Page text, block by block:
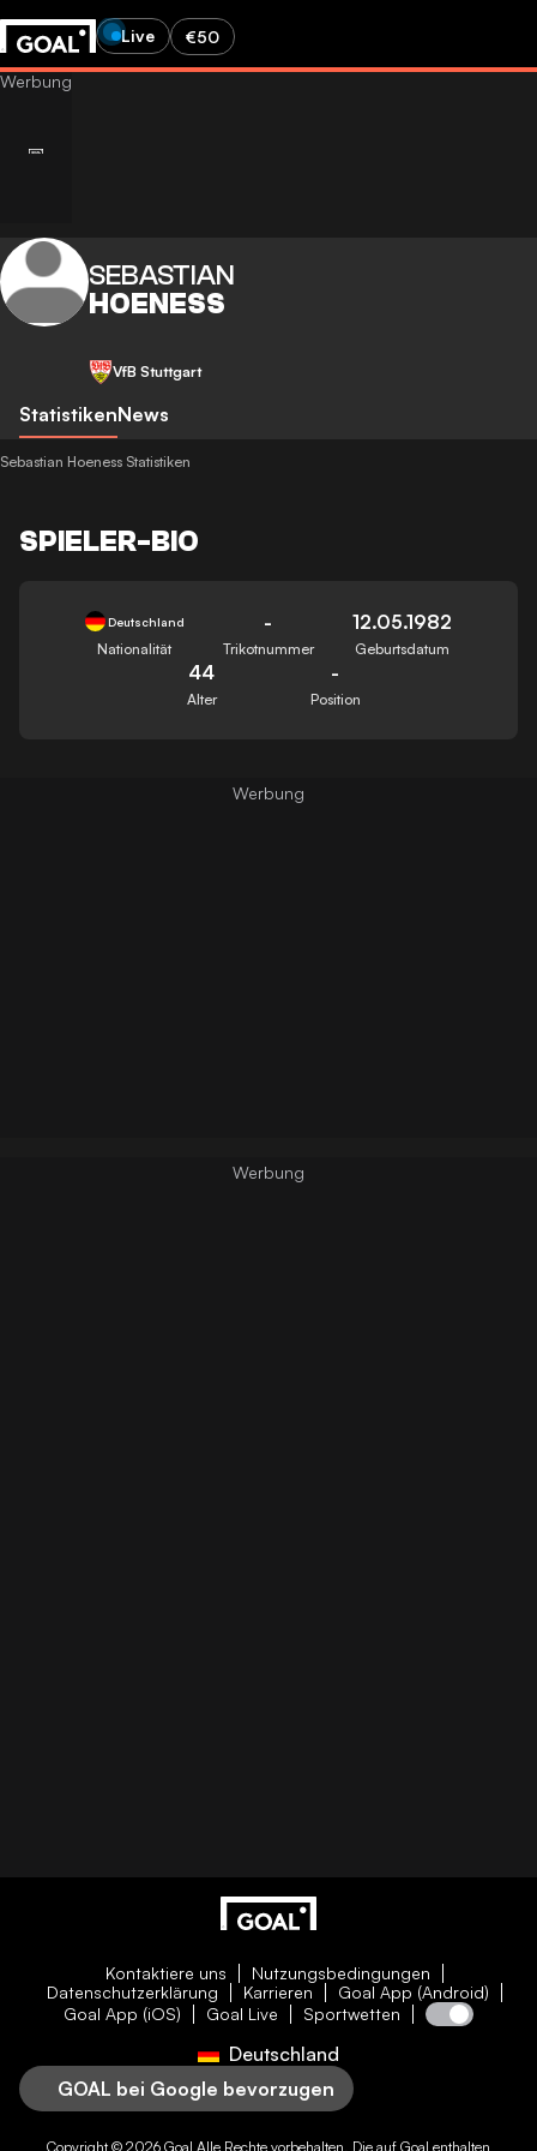
Live €50
SEBASTIAN
HOENESS
VfB Stuttgart
StatistikenNews
Sebastian Hoeness Statistiken
SPIELER-BIO
Deutschland
Nationalität
-
Trikotnummer
12.05.1982
Geburtsdatum
44
Alter
-
Position
Kontaktiere uns
Nutzungsbedingungen
Datenschutzerklärung
Karrieren
Goal App (Android)
Goal App (iOS)
Goal Live Sportwetten
Deutschland
GOAL bei Google bevorzugen
Copyright © 2026 Goal Alle Rechte vorbehalten. Die auf Goal enthalten